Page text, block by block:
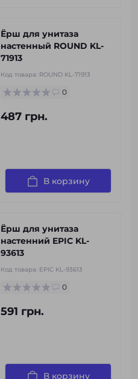
Ёрш для унитаза
настенный ROUND KL-
71913
Код товара: ROUND KL-71913
0
487 грн.
В корзину
Ёрш для унитаза
настенний EPIC KL-
93613
Код товара: EPIC KL-93613
0
591 грн.
В корзину